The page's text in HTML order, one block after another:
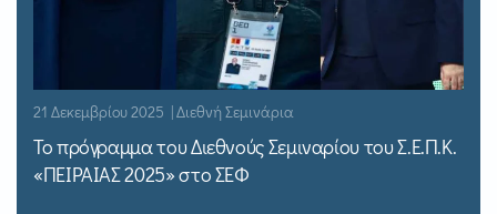
21 Δεκεμβρίου 2025 | Διεθνή Σεμινάρια
Το πρόγραμμα του Διεθνούς Σεμιναρίου του Σ.Ε.Π.Κ.
«ΠΕΙΡΑΙΑΣ 2025» στο ΣΕΦ